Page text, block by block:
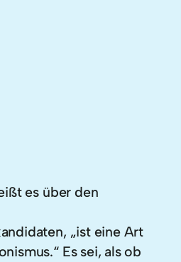
es über den
„ist eine Art
Es sei, als ob